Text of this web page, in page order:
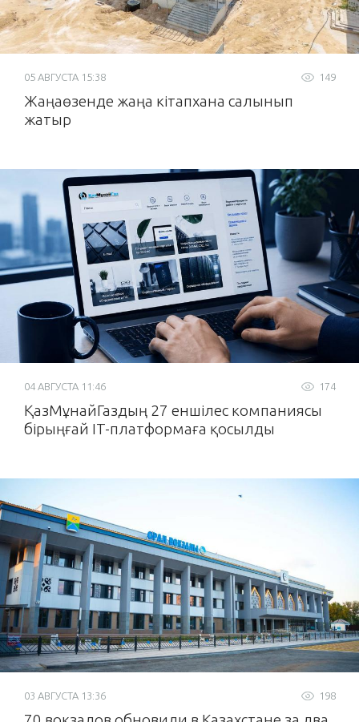
149
05 АВГУСТА 15:38
Жаңаөзенде жаңа кітапхана салынып
жатыр
174
04 АВГУСТА 11:46
ҚазМұнайГаздың 27 еншілес компаниясы
бірыңғай IT-платформаға қосылды
198
03 АВГУСТА 13:36